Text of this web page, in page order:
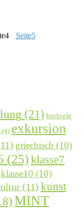
4 Seite5
(21) biologie
(4) exkursion
griechisch (10)
(25) klasse7
klasse10 (10)
(11) kunst
MINT